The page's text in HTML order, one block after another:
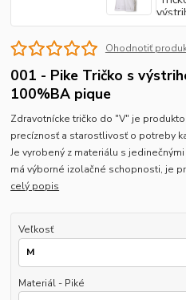
Ohodnotiť
001 - Pike Tričko s
100%BA pique
Zdravotnícke tričko do "V" je
precíznosť a starostlivosť o potreby
Je vyrobený z materiálu s
má výborné izolačné schopnosti, je
celý popis
Veľkosť
Materiál - Piké